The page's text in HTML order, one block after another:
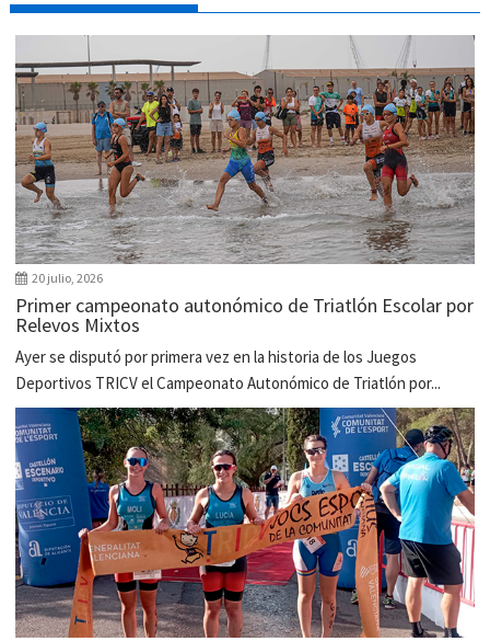
20 julio, 2026
Primer campeonato autonómico de Triatlón Escolar por
Relevos Mixtos
Ayer se disputó por primera vez en la historia de los Juegos
Deportivos TRICV el Campeonato Autonómico de Triatlón por...